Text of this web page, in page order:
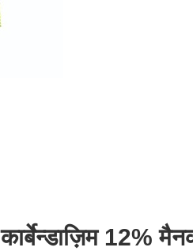
कार्बेन्डाज़िम 12%